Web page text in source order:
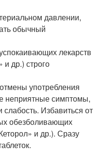
давлении,
обычный
лекарств
др.) строго
употребления
неприятные симптомы,
слабость. Избавиться от
обезболивающих
и др.). Сразу